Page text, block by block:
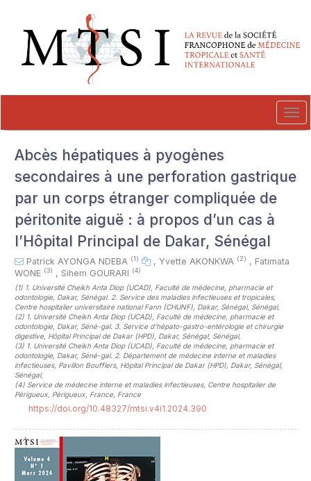
##plugins.themes.novelty.accessible_menu.main_navigation##
##plugins.themes.novelty.accessible_menu.main_content##
##plugins.themes.novelty.accessible_menu.sidebar##
Abcès hépatiques à pyogènes
secondaires à une perforation gastrique
par un corps étranger compliquée de
péritonite aiguë : à propos d’un cas à
l’Hôpital Principal de Dakar, Sénégal
Patrick AYONGA NDEBA (1) , Yvette AKONKWA (2) , Fatimata
WONE (3) , Sihem GOURARI (4)
(1) 1. Université Cheikh Anta Diop (UCAD), Faculté de médecine, pharmacie et
odontologie, Dakar, Sénégal. 2. Service des maladies infectieuses et tropicales,
Centre hospitalier universitaire national Fann (CHUNF), Dakar, Sénégal, Sénégal,
(2) 1. Université Cheikh Anta Diop (UCAD), Faculté de médecine, pharmacie et
odontologie, Dakar, Séné-gal. 3. Service d’hépato-gastro-entérologie et chirurgie
digestive, Hôpital Principal de Dakar (HPD), Dakar, Sénégal, Sénégal,
(3) 1. Université Cheikh Anta Diop (UCAD), Faculté de médecine, pharmacie et
odontologie, Dakar, Séné-gal. 2. Département de médecine interne et maladies
infectieuses, Pavillon Boufflers, Hôpital Principal de Dakar (HPD), Dakar, Sénégal,
Sénégal,
(4) Service de médecine interne et maladies infectieuses, Centre hospitalier de
Périgueux, Périgueux, France, France
https://doi.org/10.48327/mtsi.v4i1.2024.390